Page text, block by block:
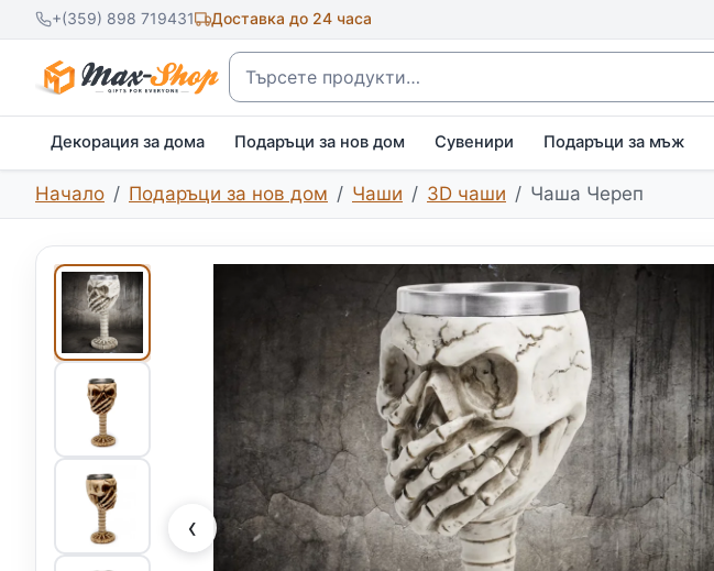
+(359) 898 719431 Доставка до 24 часа
Търсене
Декорация за дома Подаръци за нов дом Сувенири Подаръци за мъж
Начало Подаръци за нов дом Чаши 3D чаши Чаша Череп
‹